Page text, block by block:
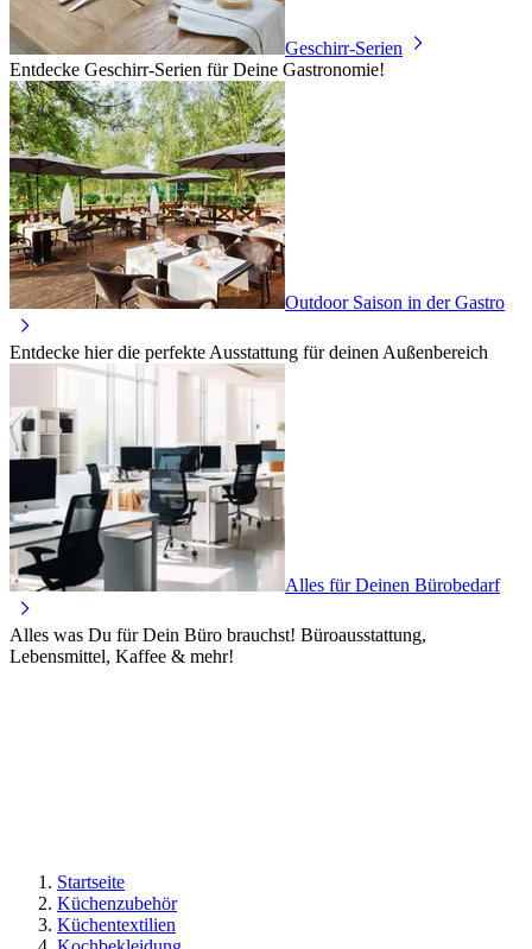
Geschirr-Serien
Entdecke Geschirr-Serien für Deine Gastronomie!
Outdoor Saison in der Gastro
Entdecke hier die perfekte Ausstattung für deinen Außenbereich
Alles für Deinen Bürobedarf
Alles was Du für Dein Büro brauchst! Büroausstattung,
Lebensmittel, Kaffee & mehr!
Startseite
Küchenzubehör
Küchentextilien